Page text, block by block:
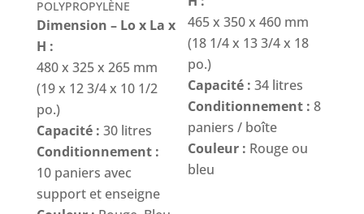
POLYPROPYLÈNE
Dimension – Lo x La x
H :
480 x 325 x 265 mm
(19 x 12 3/4 x 10 1/2
po.)
Capacité : 30 litres
Conditionnement :
10 paniers avec
support et enseigne
465 x 350 x 460 mm
(18 1/4 x 13 3/4 x 18
po.)
Capacité : 34 litres
Conditionnement : 8
paniers / boîte
Couleur : Rouge ou
bleu